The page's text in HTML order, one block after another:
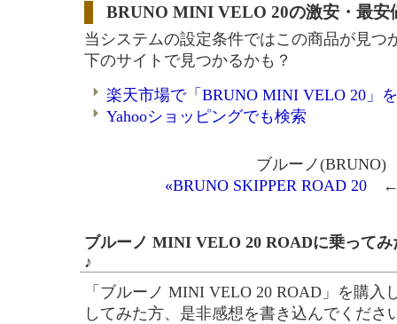
BRUNO MINI VELO 20の激安・最安
当システムの設定条件ではこの商品が見つ
下のサイトで見つかるかも？
楽天市場で「BRUNO MINI VELO 20」
Yahooショッピングでも検索
ブルーノ(BRUNO)
«BRUNO SKIPPER ROAD 20←
ブルーノ MINI VELO 20 ROADに乗って
♪
「ブルーノ MINI VELO 20 ROAD」を購入
してみた方、是非感想を書き込んでくださ